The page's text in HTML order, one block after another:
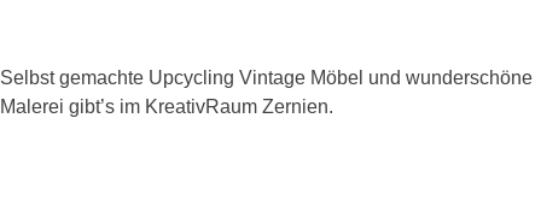
Selbst gemachte Upcycling Vintage Möbel und wunderschöne
Malerei gibt’s im KreativRaum Zernien.